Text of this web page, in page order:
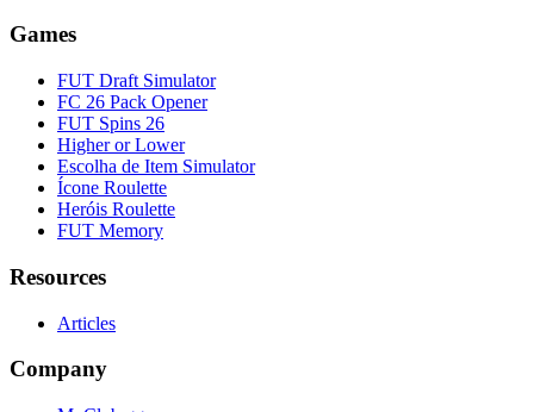
Games
FUT Draft Simulator
FC 26 Pack Opener
FUT Spins 26
Higher or Lower
Escolha de Item Simulator
Ícone Roulette
Heróis Roulette
FUT Memory
Resources
Articles
Company